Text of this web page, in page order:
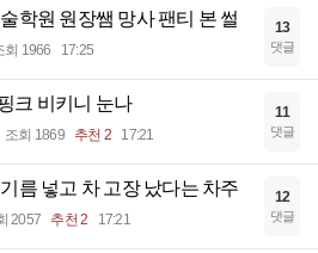
학원 원장쌤 망사 팬티 본 썰
회 1966 17:25
13
댓글
크 비키니 눈나
조회 1869 추천 2 17:21
11
댓글
름 넣고 차 고장 났다는 차주
2057 추천 2 17:21
12
댓글